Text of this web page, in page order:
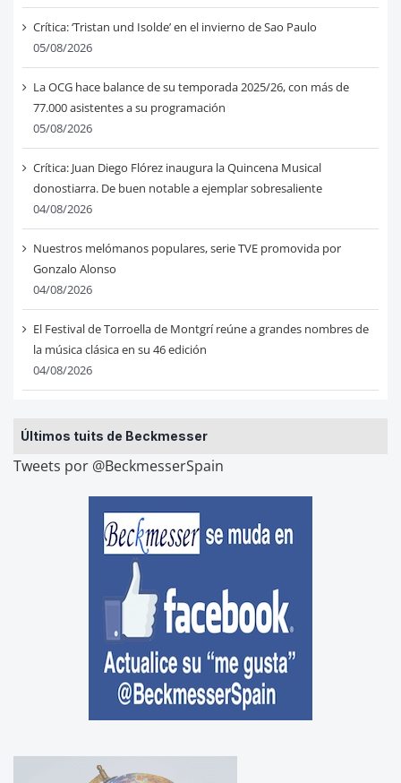
Crítica: ‘Tristan und Isolde’ en el invierno de Sao Paulo
05/08/2026
La OCG hace balance de su temporada 2025/26, con más de
77.000 asistentes a su programación
05/08/2026
Crítica: Juan Diego Flórez inaugura la Quincena Musical
donostiarra. De buen notable a ejemplar sobresaliente
04/08/2026
Nuestros melómanos populares, serie TVE promovida por
Gonzalo Alonso
04/08/2026
El Festival de Torroella de Montgrí reúne a grandes nombres de
la música clásica en su 46 edición
04/08/2026
Últimos tuits de Beckmesser
Tweets por @BeckmesserSpain